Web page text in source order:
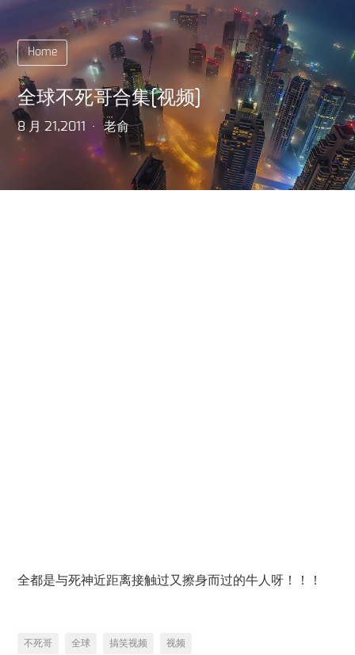
Home
全球不死哥合集[视频]
8 月 21,2011 老俞
全都是与死神近距离接触过又擦身而过的牛人呀！！！
不死哥 全球 搞笑视频 视频